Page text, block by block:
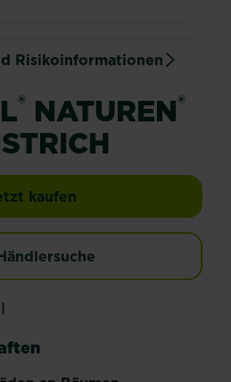
Risikoinformationen
® NATUREN®
kaufen